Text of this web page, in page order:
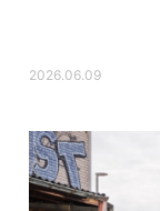
2026.06.09